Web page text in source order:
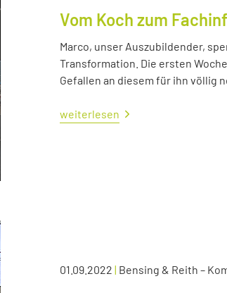
Vom Koch zum
Marco, unser Auszubildender,
Transformation. Die ersten
Gefallen an diesem für ihn völlig
weiterlesen
01.09.2022 | Bensing & Reith –